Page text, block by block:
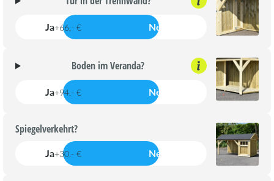
Ja+66,- € Nein
Boden im Veranda?
Ja+94,- € Nein
Spiegelverkehrt?
Ja+30,- € Nein